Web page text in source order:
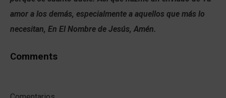
amor a los demás, especialmente a aquellos que más lo
necesitan, En El Nombre de Jesús, Amén.
Comments